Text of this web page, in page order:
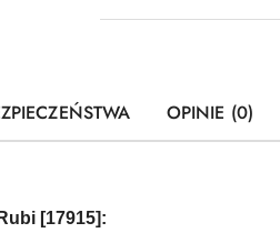
OPINIE (0)
[17915]: